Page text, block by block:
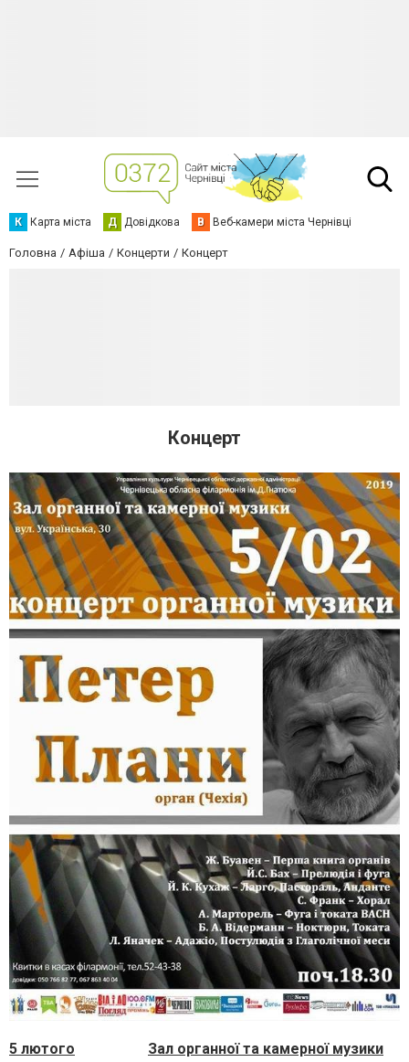
К Карта міста Д Довідкова В Веб-камери міста Чернівці
Головна Афіша Концерти Концерт
Концерт
5 лютого
Зал органної та камерної музики